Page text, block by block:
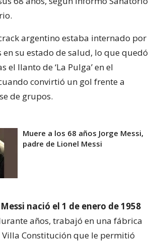
argentino estaba internado por
su estado de salud, lo que quedó
el llanto de ‘La Pulga’ en el
convirtió un gol frente a
de grupos.
Muere a los 68 años Jorge Messi,
padre de Lionel Messi
nació el 1 de enero de 1958
años, trabajó en una fábrica
Constitución que le permitió